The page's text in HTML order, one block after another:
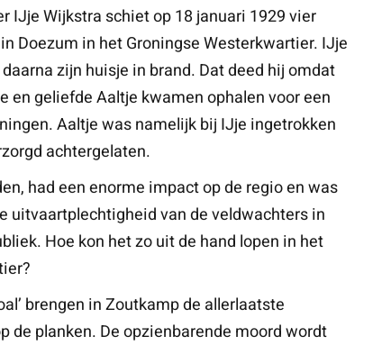
IJje Wijkstra schiet op 18 januari 1929 vier
Doezum in het Groningse Westerkwartier. IJje
zijn huisje in brand. Dat deed hij omdat
en geliefde Aaltje kwamen ophalen voor een
Aaltje was namelijk bij IJje ingetrokken
achtergelaten.
had een enorme impact op de regio en was
uitvaartplechtigheid van de veldwachters in
Hoe kon het zo uit de hand lopen in het
brengen in Zoutkamp de allerlaatste
de planken. De opzienbarende moord wordt